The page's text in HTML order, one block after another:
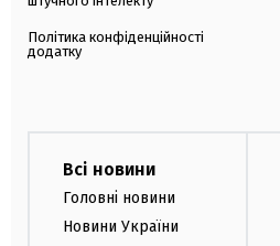
Політика конфіденційності
додатку
Всі новини
Головні новини
Новини України